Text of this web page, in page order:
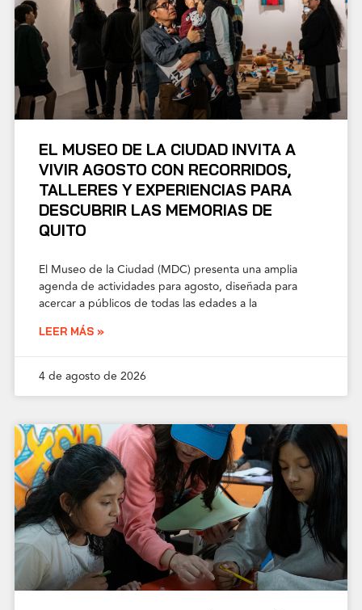
EL MUSEO DE LA CIUDAD INVITA A
VIVIR AGOSTO CON RECORRIDOS,
TALLERES Y EXPERIENCIAS PARA
DESCUBRIR LAS MEMORIAS DE
QUITO
El Museo de la Ciudad (MDC) presenta una amplia
agenda de actividades para agosto, diseñada para
acercar a públicos de todas las edades a la
LEER MÁS »
4 de agosto de 2026